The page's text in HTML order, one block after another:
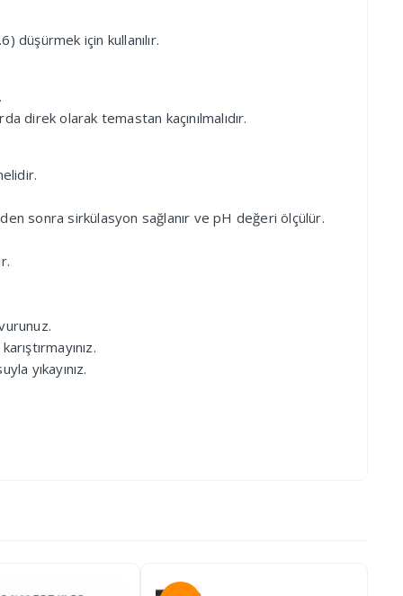
düşürmek için kullanılır.
direk olarak temastan kaçınılmalıdır.
sonra sirkülasyon sağlanır ve pH değeri ölçülür.
yıkayınız.